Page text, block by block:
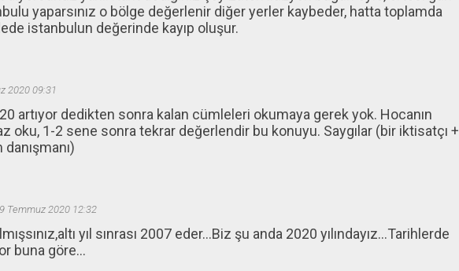
yaparsınız o bölge değerlenir diğer yerler kaybeder, hatta toplamda
istanbulun değerinde kayıp oluşur.
2020 09:31
artıyor dedikten sonra kalan cümleleri okumaya gerek yok. Hocanın
oku, 1-2 sene sonra tekrar değerlendir bu konuyu. Saygılar (bir iktisatçı +
danışmanı)
9 Temmuz 2020 12:32
yıl sınrası 2007 eder...Biz şu anda 2020 yılındayız...Tarihlerde
buna göre...